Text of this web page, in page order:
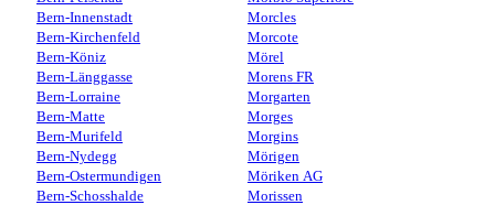
Bern-Innenstadt
Bern-Kirchenfeld
Bern-Köniz
Bern-Länggasse
Bern-Lorraine
Bern-Matte
Bern-Murifeld
Bern-Nydegg
Bern-Ostermundigen
Bern-Schosshalde
Morcles
Morcote
Mörel
Morens FR
Morgarten
Morges
Morgins
Mörigen
Möriken AG
Morissen